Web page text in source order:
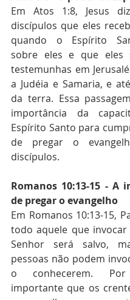
Em Atos 1:8, Jesus
discípulos que eles
quando o Espírito
sobre eles e que eles
testemunhas em
a Judéia e Samaria, e
da terra. Essa
importância da
Espírito Santo para
de pregar o
discípulos.
Romanos 10:13-15 - A
de pregar o evangelho
Em Romanos 10:13-15,
todo aquele que
Senhor será salvo,
pessoas não podem
o conhecerem.
importante que os